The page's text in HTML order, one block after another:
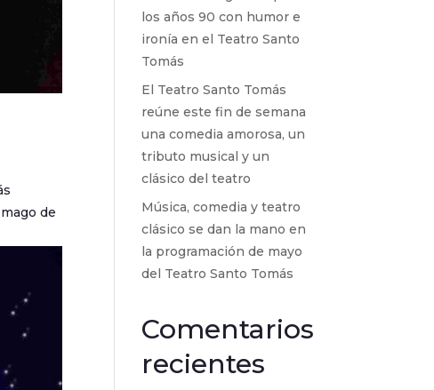
de
los años 90 con humor e
ironía en el Teatro Santo
Tomás
El Teatro Santo Tomás
reúne este fin de semana
una comedia amorosa, un
tributo musical y un
clásico del teatro
Música, comedia y teatro
clásico se dan la mano en
la programación de mayo
del Teatro Santo Tomás
Comentarios
recientes